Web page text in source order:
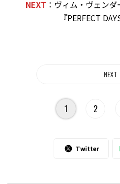
NEXT ：ヴィム・ヴェン
『PERFECT
1 2
Twitter